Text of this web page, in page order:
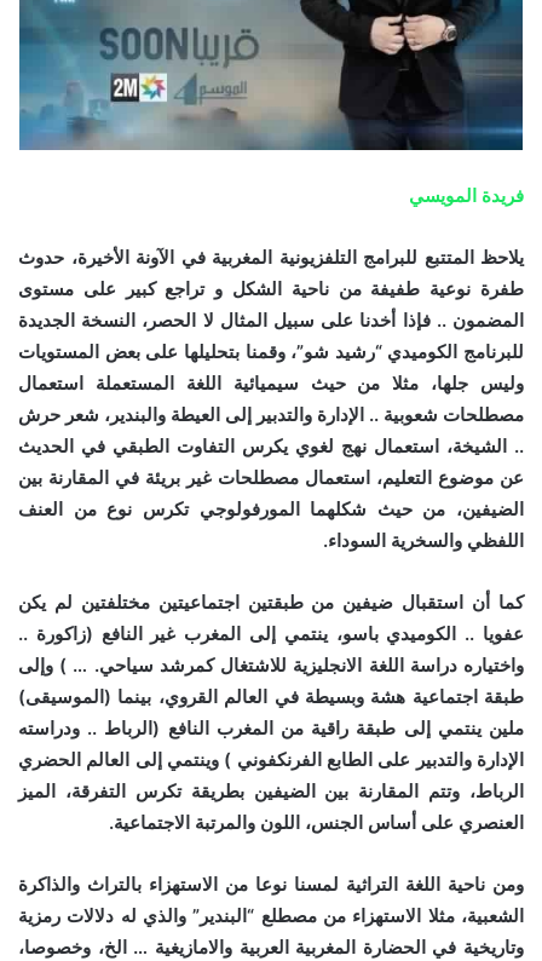
فريدة المويسي
يلاحظ المتتبع للبرامج التلفزيونية المغربية في الآونة الأخيرة، حدوث
طفرة نوعية طفيفة من ناحية الشكل و تراجع كبير على مستوى
المضمون .. فإذا أخدنا على سبيل المثال لا الحصر، النسخة الجديدة
للبرنامج الكوميدي “رشيد شو”، وقمنا بتحليلها على بعض المستويات
وليس جلها، مثلا من حيث سيميائية اللغة المستعملة استعمال
مصطلحات شعوبية .. الإدارة والتدبير إلى العيطة والبندير، شعر حرش
.. الشيخة، استعمال نهج لغوي يكرس التفاوت الطبقي في الحديث
عن موضوع التعليم، استعمال مصطلحات غير بريئة في المقارنة بين
الضيفين، من حيث شكلهما المورفولوجي تكرس نوع من العنف
اللفظي والسخرية السوداء.
كما أن استقبال ضيفين من طبقتين اجتماعيتين مختلفتين لم يكن
عفويا .. الكوميدي باسو، ينتمي إلى المغرب غير النافع (زاكورة ..
واختياره دراسة اللغة الانجليزية للاشتغال كمرشد سياحي. … ) وإلى
طبقة اجتماعية هشة وبسيطة في العالم القروي، بينما (الموسيقى)
ملين ينتمي إلى طبقة راقية من المغرب النافع (الرباط .. ودراسته
الإدارة والتدبير على الطابع الفرنكفوني ) وينتمي إلى العالم الحضري
الرباط، وتتم المقارنة بين الضيفين بطريقة تكرس التفرقة، الميز
العنصري على أساس الجنس، اللون والمرتبة الاجتماعية.
ومن ناحية اللغة التراثية لمسنا نوعا من الاستهزاء بالتراث والذاكرة
الشعبية، مثلا الاستهزاء من مصطلع “البندير” والذي له دلالات رمزية
وتاريخية في الحضارة المغربية العربية والامازيغية … الخ، وخصوصا،